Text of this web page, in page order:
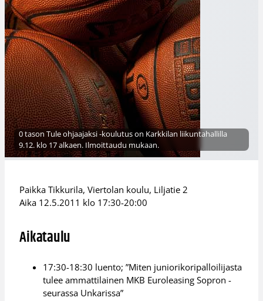
0 tason Tule ohjaajaksi -koulutus on Karkkilan liikuntahallilla
9.12. klo 17 alkaen. Ilmoittaudu mukaan.
Paikka Tikkurila, Viertolan koulu, Liljatie 2
Aika 12.5.2011 klo 17:30-20:00
Aikataulu
17:30-18:30 luento; ”Miten juniorikoripalloilijasta
tulee ammattilainen MKB Euroleasing Sopron -
seurassa Unkarissa”